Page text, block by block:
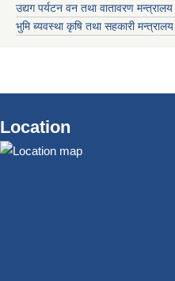
उद्यग पर्यटन वन तथा वातावरण मन्त्रालय
भुमि ब्यवस्था कृषि तथा सहकारी मन्त्रालय
Location